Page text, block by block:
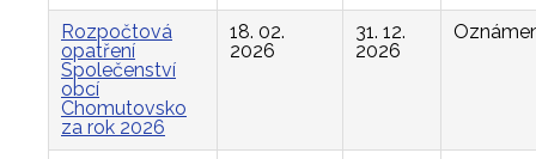
Rozpočtová
opatření
Společenství
obcí
Chomutovsko
za rok 2026
18. 02.
2026
31. 12.
2026